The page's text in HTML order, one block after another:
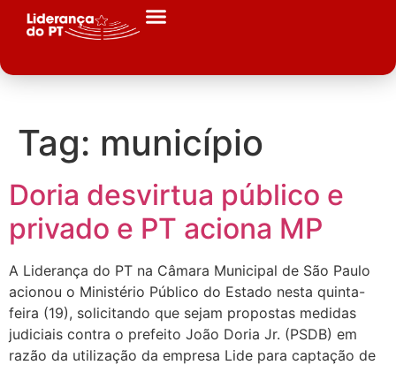
Tag: município
Doria desvirtua público e
privado e PT aciona MP
A Liderança do PT na Câmara Municipal de São Paulo
acionou o Ministério Público do Estado nesta quinta-
feira (19), solicitando que sejam propostas medidas
judiciais contra o prefeito João Doria Jr. (PSDB) em
razão da utilização da empresa Lide para captação de